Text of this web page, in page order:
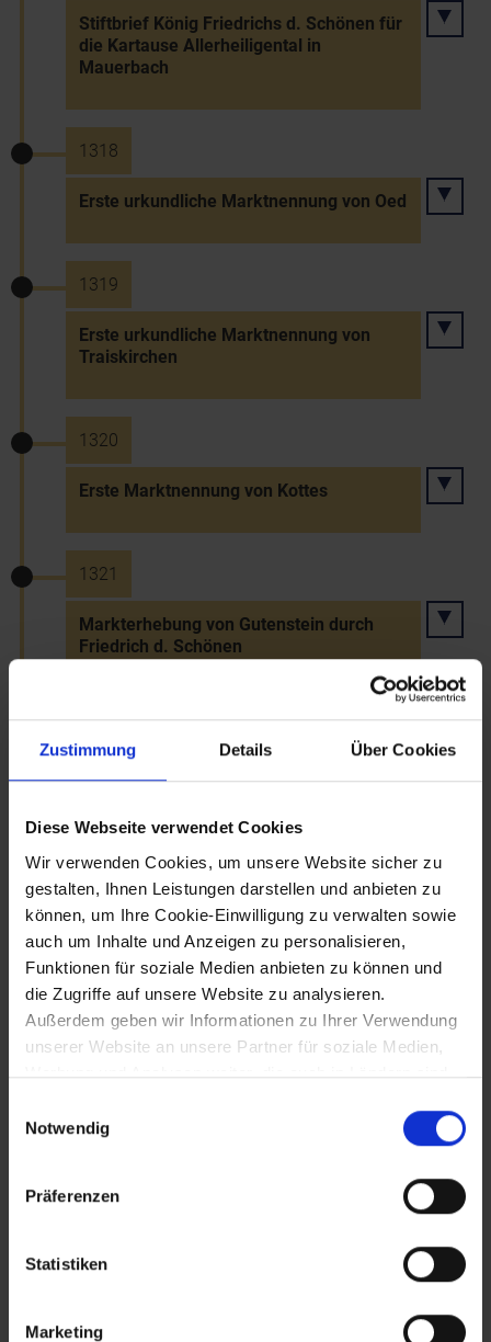
Zustimmung Details Über Cookies
Diese Webseite verwendet Cookies
Wir verwenden Cookies, um unsere Website sicher zu
gestalten, Ihnen Leistungen darstellen und anbieten zu
können, um Ihre Cookie-Einwilligung zu verwalten sowie
auch um Inhalte und Anzeigen zu personalisieren,
Funktionen für soziale Medien anbieten zu können und
die Zugriffe auf unsere Website zu analysieren.
Außerdem geben wir Informationen zu Ihrer Verwendung
unserer Website an unsere Partner für soziale Medien,
Werbung und Analysen weiter, die auch in Ländern sind,
gegeben ist, und in denen Sie Ihre Rechte uU nicht
effektiv durchsetzen können. Unsere Partner führen
diese Informationen möglicherweise mit weiteren Daten
zusammen, die Sie ihnen bereitgestellt haben oder die
haben.
Notwendig
Präferenzen
Statistiken
Marketing
Stiftbrief König Friedrichs d. Schönen für
die Kartause Allerheiligental in
Mauerbach
1318
Erste urkundliche Marktnennung von Oed
1319
Erste urkundliche Marktnennung von
Traiskirchen
1320
Erste Marktnennung von Kottes
1321
Markterhebung von Gutenstein durch
Friedrich d. Schönen
Verleihung des Stadtrechts an Weitra
14.9.1322
Stadtbrand in Klosterneuburg -
Zerstörung des Stifts und des
Herzogshofs
28.9.1322
Königen Friedrich d. Schönen und Ludwig
1324
Hohenruppersdorf